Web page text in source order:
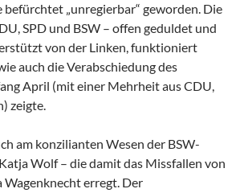
„unregierbar“ geworden. Die
SPD und BSW – offen geduldet und
von der Linken, funktioniert
auch die Verabschiedung des
April (mit einer Mehrheit aus CDU,
zeigte.
am konzilianten Wesen der BSW-
Wolf – die damit das Missfallen von
erregt. Der